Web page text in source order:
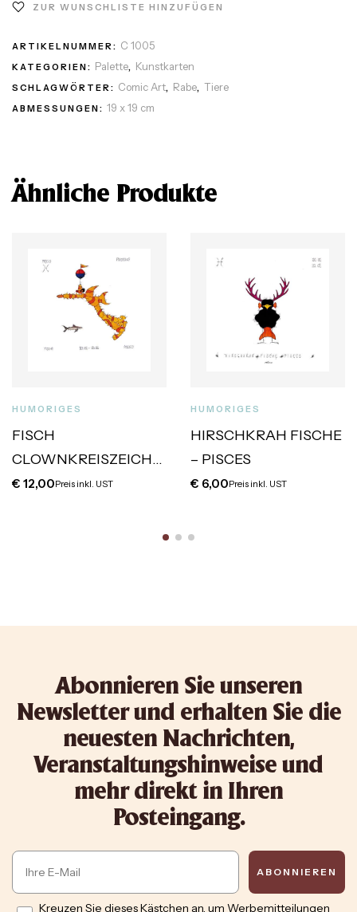
ZUR WUNSCHLISTE HINZUFÜGEN
ARTIKELNUMMER: C 1005
KATEGORIEN: Palette, Kunstkarten
SCHLAGWÖRTER: Comic Art, Rabe, Tiere
ABMESSUNGEN: 19 x 19 cm
Ähnliche Produkte
HUMORIGES
FISCH
CLOWNKREISZEICHE
N
€ 12,00Preis inkl. UST
HUMORIGES
HIRSCHKRAH FISCHE
– PISCES
€ 6,00Preis inkl. UST
Abonnieren Sie unseren
Newsletter und erhalten Sie die
neuesten Nachrichten,
Veranstaltungshinweise und
mehr direkt in Ihren
Posteingang.
Email
ABONNIEREN
Opt inKreuzen Sie dieses Kästchen an, um Werbemitteilungen